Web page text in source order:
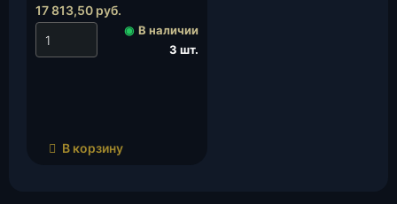
00)
(корпус+шаровая+рычаг),
шт.
17 813,50 руб.
◉ В наличии
3 шт.
В корзину